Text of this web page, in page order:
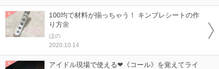
100均で材料が揃っちゃう！ キンブレシートの作
り方🌼
ほの
2020.10.14
アイドル現場で使える❤《コール》を覚えてライ